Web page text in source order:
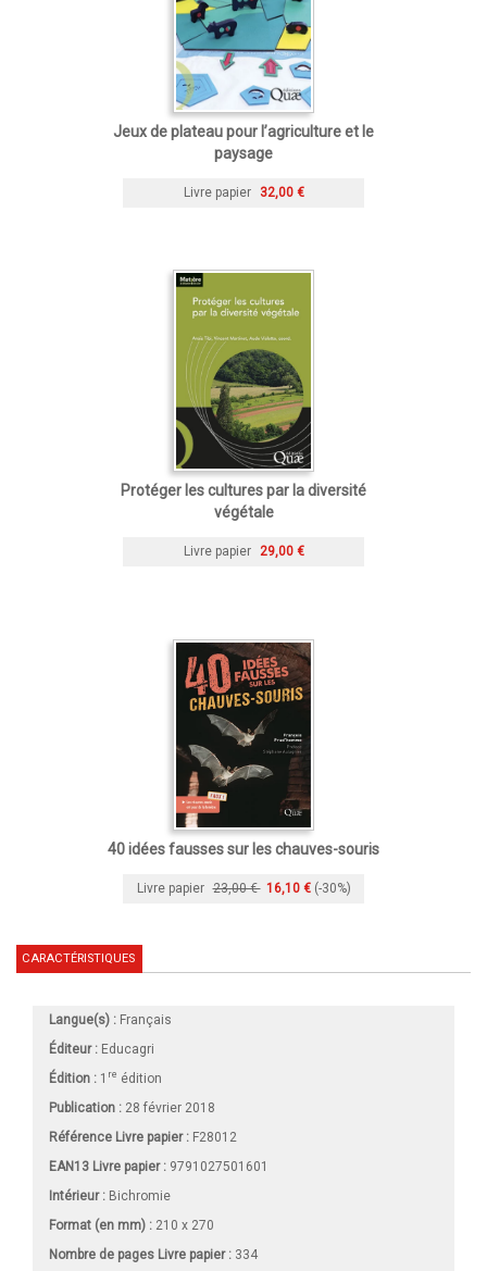
Jeux de plateau pour l’agriculture et le
paysage
Livre papier 32,00 €
Protéger les cultures par la diversité
végétale
Livre papier 29,00 €
40 idées fausses sur les chauves-souris
Livre papier 23,00 € 16,10 € (-30%)
CARACTÉRISTIQUES
Langue(s) : Français
Éditeur : Educagri
Édition : 1 re édition
Publication : 28 février 2018
Référence Livre papier : F28012
EAN13 Livre papier : 9791027501601
Intérieur : Bichromie
Format (en mm) : 210 x 270
Nombre de pages Livre papier: 334